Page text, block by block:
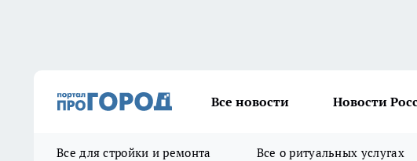
Все новости Новости
Все для стройки и ремонта Все о ритуальных услугах